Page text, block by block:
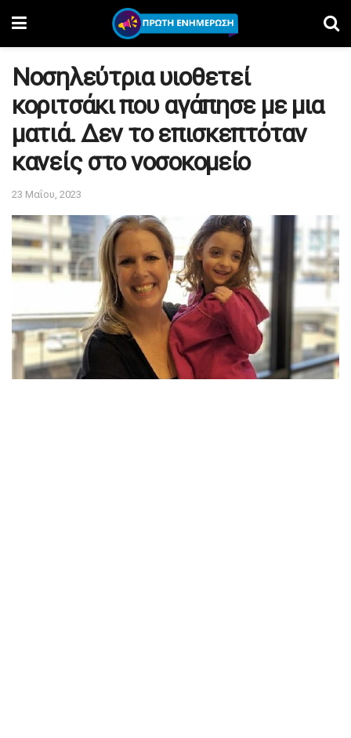
Νοσηλεύτρια υιοθετεί
κοριτσάκι που αγάπησε με μια
ματιά. Δεν το επισκεπτόταν
κανείς στο νοσοκομείο
23 Μαΐου, 2023